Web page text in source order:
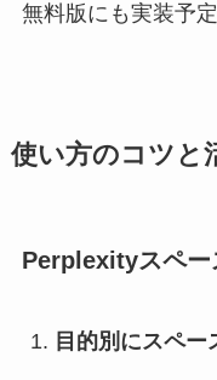
無料版にも実装予
使い方のコツと
Perplexityスペー
目的別にスペー